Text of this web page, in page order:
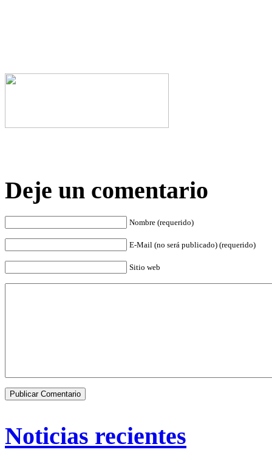
Deje un comentario
Nombre (requerido)
E-Mail (no será publicado) (requerido)
Sitio web
Noticias recientes